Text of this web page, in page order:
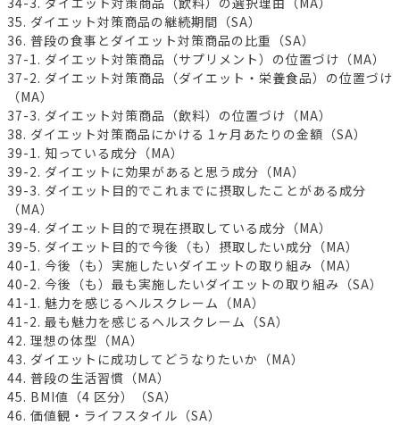
35. ダイエット対策商品の継続期間（SA）
36. 普段の食事とダイエット対策商品の比重（SA）
37-1. ダイエット対策商品（サプリメント）の位置づけ（MA）
37-2. ダイエット対策商品（ダイエット・栄養食品）の位置づけ
（MA）
37-3. ダイエット対策商品（飲料）の位置づけ（MA）
38. ダイエット対策商品にかける 1ヶ月あたりの金額（SA）
39-1. 知っている成分（MA）
39-2. ダイエットに効果があると思う成分（MA）
39-3. ダイエット目的でこれまでに摂取したことがある成分
（MA）
39-4. ダイエット目的で現在摂取している成分（MA）
39-5. ダイエット目的で今後（も）摂取したい成分（MA）
40-1. 今後（も）実施したいダイエットの取り組み（MA）
40-2. 今後（も）最も実施したいダイエットの取り組み（SA）
41-1. 魅力を感じるヘルスクレーム（MA）
41-2. 最も魅力を感じるヘルスクレーム（SA）
42. 理想の体型（MA）
43. ダイエットに成功してどうなりたいか（MA）
44. 普段の生活習慣（MA）
45. BMI値（4 区分）（SA）
46. 価値観・ライフスタイル（SA）